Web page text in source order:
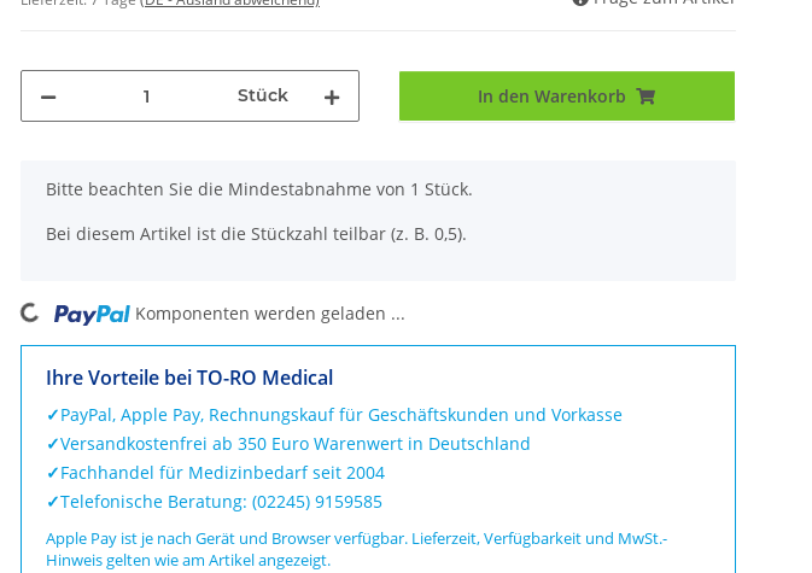
Stück In den Warenkorb
x
Bitte beachten Sie die Mindestabnahme von 1 Stück.
Bei diesem Artikel ist die Stückzahl teilbar (z. B. 0,5).
Loading... Komponenten werden geladen ...
Ihre Vorteile bei TO-RO Medical
✓PayPal, Apple Pay, Rechnungskauf für Geschäftskunden und Vorkasse
✓Versandkostenfrei ab 350 Euro Warenwert in Deutschland
✓Fachhandel für Medizinbedarf seit 2004
✓Telefonische Beratung: (02245) 9159585
Apple Pay ist je nach Gerät und Browser verfügbar. Lieferzeit, Verfügbarkeit und MwSt.-
Hinweis gelten wie am Artikel angezeigt.